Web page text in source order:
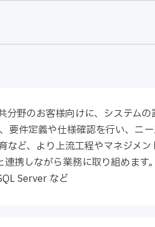
野のお客様向けに、システム
要件定義や仕様確認を行い、ニ
など、より上流工程やマネジメ
携しながら業務に取り組めます
Server など